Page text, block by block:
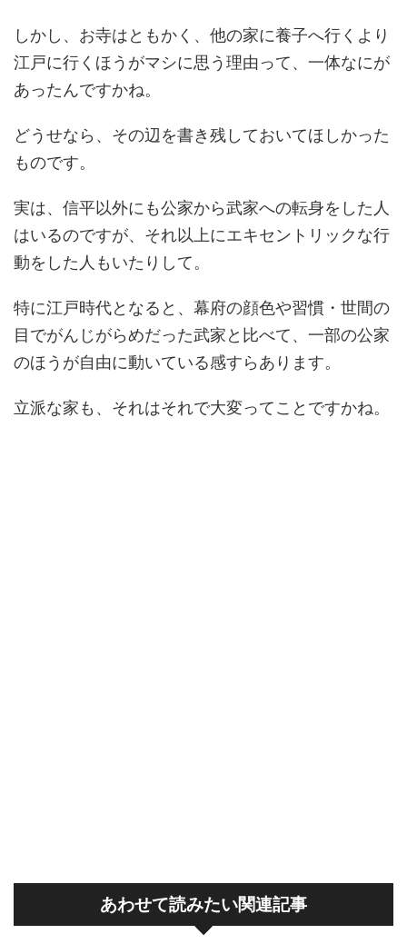
しかし、お寺はともかく、他の家に養子へ行くより
江戸に行くほうがマシに思う理由って、一体なにが
あったんですかね。
どうせなら、その辺を書き残しておいてほしかった
ものです。
実は、信平以外にも公家から武家への転身をした人
はいるのですが、それ以上にエキセントリックな行
動をした人もいたりして。
特に江戸時代となると、幕府の顔色や習慣・世間の
目でがんじがらめだった武家と比べて、一部の公家
のほうが自由に動いている感すらあります。
立派な家も、それはそれで大変ってことですかね。
あわせて読みたい関連記事